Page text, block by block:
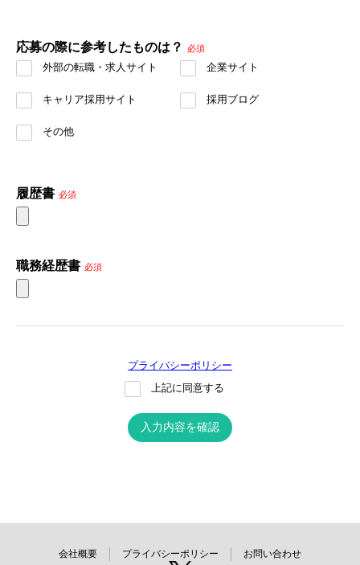
応募の際に参考したものは？ 必須
外部の転職・求人サイト 企業サイト
キャリア採用サイト 採用ブログ
その他
履歴書 必須
職務経歴書 必須
プライバシーポリシー
上記に同意する
入力内容を確認
会社概要 プライバシーポリシー お問い合わせ